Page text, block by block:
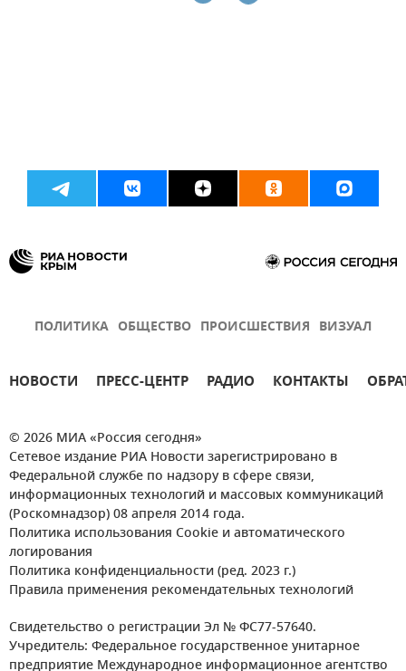
ПОЛИТИКА ОБЩЕСТВО ПРОИСШЕСТВИЯ ВИЗУАЛ
НОВОСТИ ПРЕСС-ЦЕНТР РАДИО КОНТАКТЫ
© 2026 МИА «Россия сегодня»
Сетевое издание РИА Новости зарегистрировано в
Федеральной службе по надзору в сфере связи,
информационных технологий и массовых коммуникаций
(Роскомнадзор) 08 апреля 2014 года.
Политика использования Cookie и автоматического
логирования
Политика конфиденциальности (ред. 2023 г.)
Правила применения рекомендательных технологий
Свидетельство о регистрации Эл № ФС77-57640.
Учредитель: Федеральное государственное унитарное
предприятие Международное информационное агентство